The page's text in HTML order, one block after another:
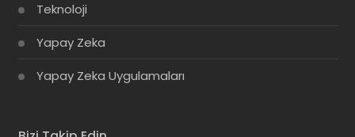
Teknoloji
Yapay Zeka
Yapay Zeka Uygulamaları